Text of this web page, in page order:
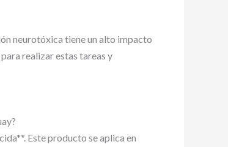
neurotóxica tiene un alto impacto
realizar estas tareas y
Este producto se aplica en